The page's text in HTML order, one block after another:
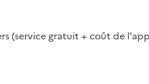
(service gratuit + coût de